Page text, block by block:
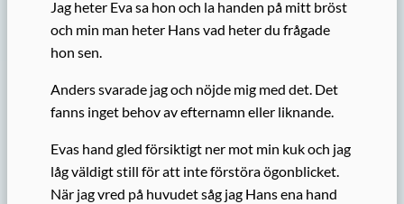
Jag heter Eva sa hon och la handen på mitt bröst
och min man heter Hans vad heter du frågade
hon sen.
Anders svarade jag och nöjde mig med det. Det
fanns inget behov av efternamn eller liknande.
Evas hand gled försiktigt ner mot min kuk och jag
låg väldigt still för att inte förstöra ögonblicket.
När jag vred på huvudet såg jag Hans ena hand